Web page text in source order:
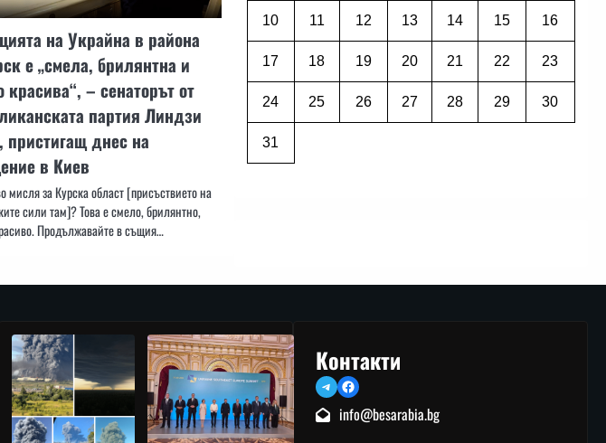
на Украйна в района
е „смела, брилянтна и
красива“, – сенаторът от
партия Линдзи
пристигащ днес на
в Киев
мисля за Курска област [присъствието на
сили там]? Това е смело, брилянтно,
Продължавайте в същия…
10 11 12 13 14 15 16
17 18 19 20 21 22 23
24 25 26 27 28 29 30
31
Контакти
TelegramFacebook
info@besarabia.bg